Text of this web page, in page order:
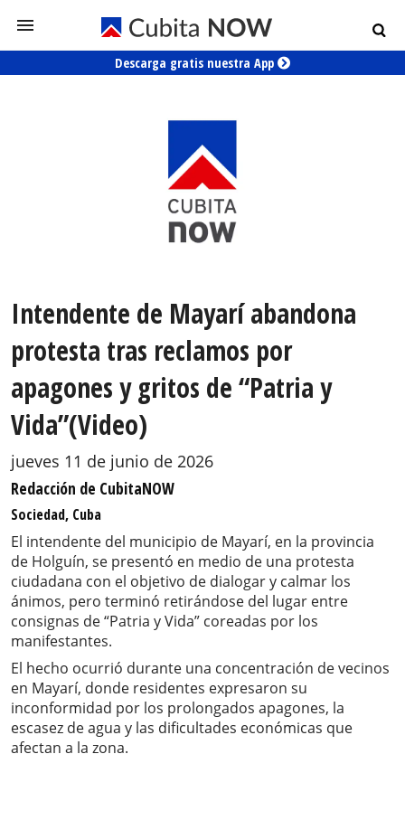
Descarga gratis nuestra App
Intendente de Mayarí abandona
protesta tras reclamos por
apagones y gritos de “Patria y
Vida”(Video)
jueves 11 de junio de 2026
Redacción de CubitaNOW
Sociedad, Cuba
El intendente del municipio de Mayarí, en la provincia
de Holguín, se presentó en medio de una protesta
ciudadana con el objetivo de dialogar y calmar los
ánimos, pero terminó retirándose del lugar entre
consignas de “Patria y Vida” coreadas por los
manifestantes.
El hecho ocurrió durante una concentración de vecinos
en Mayarí, donde residentes expresaron su
inconformidad por los prolongados apagones, la
escasez de agua y las dificultades económicas que
afectan a la zona.